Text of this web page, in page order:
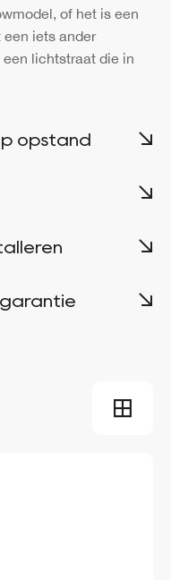
of het is een
een iets ander
lichtstraat die in
opstand